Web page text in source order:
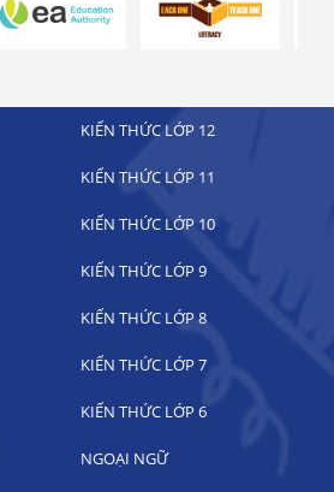
KIẾN THỨC LỚP 12
KIẾN THỨC LỚP 11
KIẾN THỨC LỚP 10
KIẾN THỨC LỚP 9
KIẾN THỨC LỚP 8
KIẾN THỨC LỚP 7
KIẾN THỨC LỚP 6
NGOẠI NGỮ